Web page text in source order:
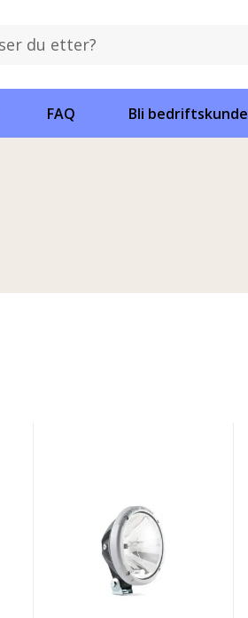
FAQ Bli bedriftskunde
Compact